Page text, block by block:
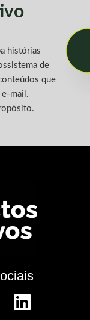
histórias
de
que
mail.